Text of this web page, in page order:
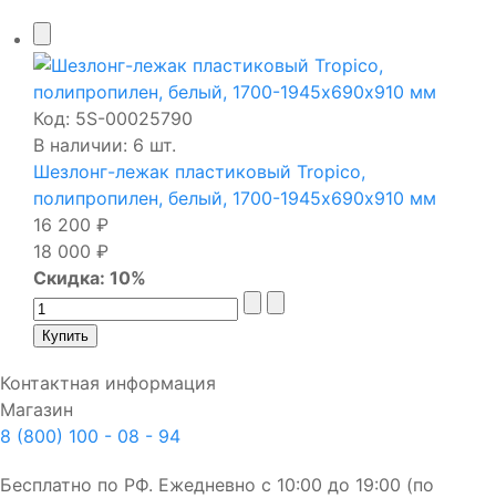
Код: 5S-00025790
В наличии: 6 шт.
Шезлонг-лежак пластиковый Tropico,
полипропилен, белый, 1700-1945х690х910 мм
16 200 ₽
18 000 ₽
Скидка: 10%
Контактная информация
Магазин
8 (800) 100 - 08 - 94
Бесплатно по РФ. Ежедневно с 10:00 до 19:00 (по